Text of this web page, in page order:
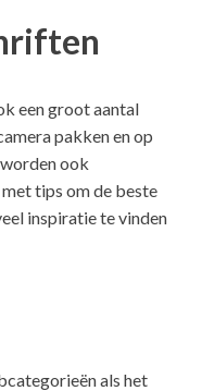
een groot aantal
pakken en op
ook
tips om de beste
inspiratie te vinden
als het